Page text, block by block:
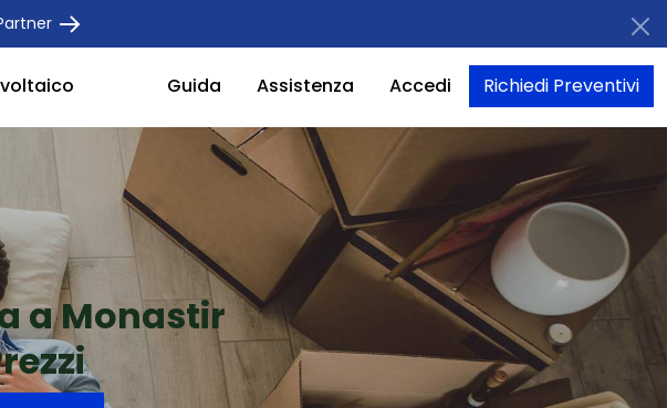
Guida Assistenza Accedi Richiedi Preventivi
a Monastir